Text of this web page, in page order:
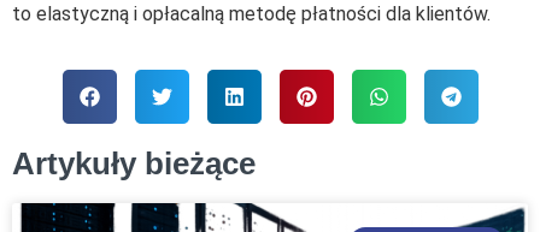
to elastyczną i opłacalną metodę płatności dla klientów.
Artykuły bieżące